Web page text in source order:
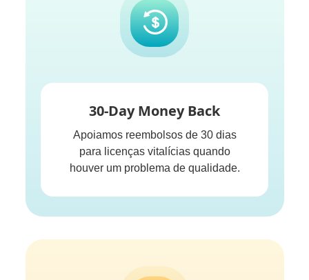
30-Day Money Back
Apoiamos reembolsos de 30 dias
para licenças vitalícias quando
houver um problema de qualidade.